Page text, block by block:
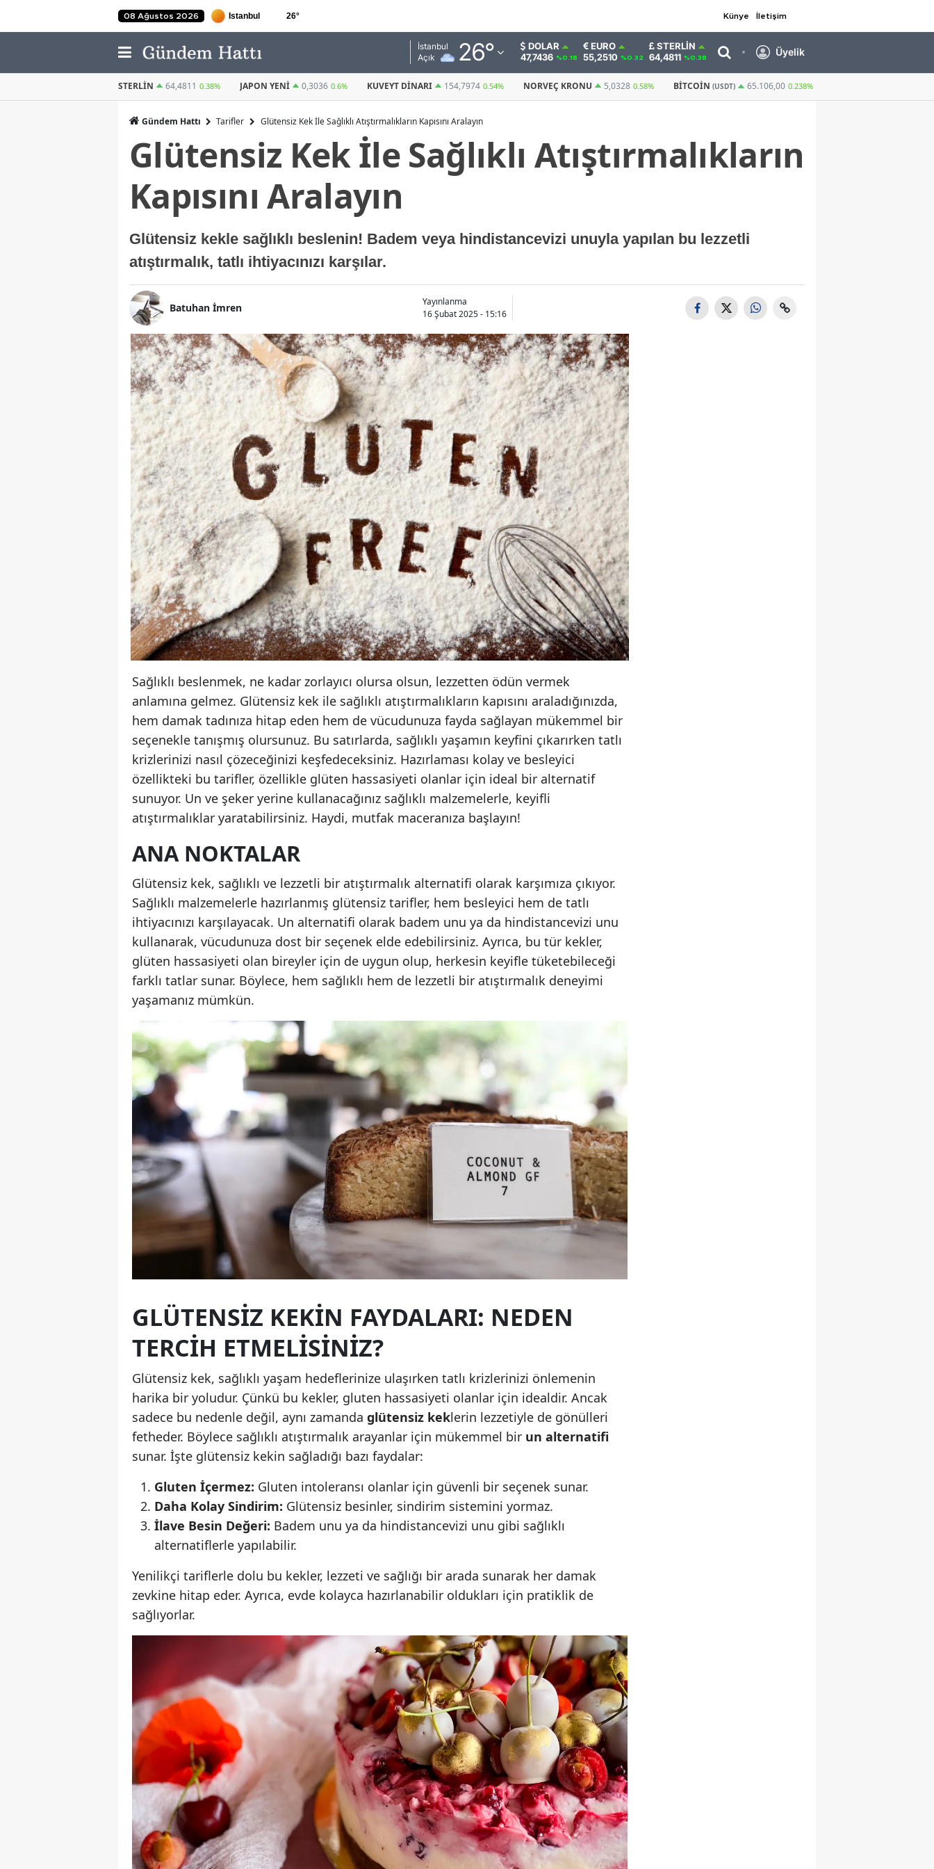
08 Ağustos 2026 26° Künye İletişim
İstanbul
Açık
26°
Adana
Adıyaman
Afyonkarahisar
Ağrı
Amasya
Artvin
Balıkesir
Bingöl
Bitlis
Bolu
Burdur
Bursa
Çanakkale
Çankırı
Çorum
Denizli
Diyarbakır
Edirne
Erzincan
Erzurum
Eskişehir
Gaziantep
Hatay
Isparta
Mersin
İstanbul
Kars
Kastamonu
Kayseri
Kırklareli
Kocaeli
Malatya
Kahramanmaraş
Muğla
Muş
Nevşehir
Ordu
Rize
Samsun
Sinop
Sivas
Tekirdağ
Tokat
Trabzon
Tunceli
Şanlıurfa
Uşak
DOLAR
47,7436 %0.18
EURO
55,2510 %0.32
STERLIN
64,4811 %0.38 Üyelik
JAPON YENI 0,3036 0.6% KUVEYT DINARI 154,7974 0.54% NORVEÇ KRONU 5,0328 0.58% BITCOIN(USDT) 65.106,00 0.238% GRAM ALTIN 6.660,55 2,59%
Gündem Hattı Tarifler Glütensiz Kek İle Sağlıklı Atıştırmalıkların Kapısını Aralayın
Glütensiz Kek İle Sağlıklı Atıştırmalıkların
Kapısını Aralayın
Glütensiz kekle sağlıklı beslenin! Badem veya hindistancevizi unuyla yapılan bu lezzetli
atıştırmalık, tatlı ihtiyacınızı karşılar.
Batuhan İmren
Yayınlanma
16 Şubat 2025 - 15:16
Sağlıklı beslenmek, ne kadar zorlayıcı olursa olsun, lezzetten ödün vermek
anlamına gelmez. Glütensiz kek ile sağlıklı atıştırmalıkların kapısını araladığınızda,
hem damak tadınıza hitap eden hem de vücudunuza fayda sağlayan mükemmel bir
seçenekle tanışmış olursunuz. Bu satırlarda, sağlıklı yaşamın keyfini çıkarırken tatlı
krizlerinizi nasıl çözeceğinizi keşfedeceksiniz. Hazırlaması kolay ve besleyici
özellikteki bu tarifler, özellikle glüten hassasiyeti olanlar için ideal bir alternatif
sunuyor. Un ve şeker yerine kullanacağınız sağlıklı malzemelerle, keyifli
atıştırmalıklar yaratabilirsiniz. Haydi, mutfak maceranıza başlayın!
ANA NOKTALAR
Glütensiz kek, sağlıklı ve lezzetli bir atıştırmalık alternatifi olarak karşımıza çıkıyor.
Sağlıklı malzemelerle hazırlanmış glütensiz tarifler, hem besleyici hem de tatlı
ihtiyacınızı karşılayacak. Un alternatifi olarak badem unu ya da hindistancevizi unu
kullanarak, vücudunuza dost bir seçenek elde edebilirsiniz. Ayrıca, bu tür kekler,
glüten hassasiyeti olan bireyler için de uygun olup, herkesin keyifle tüketebileceği
farklı tatlar sunar. Böylece, hem sağlıklı hem de lezzetli bir atıştırmalık deneyimi
yaşamanız mümkün.
GLÜTENSIZ KEKIN FAYDALARI: NEDEN
TERCIH ETMELISINIZ?
Glütensiz kek, sağlıklı yaşam hedeflerinize ulaşırken tatlı krizlerinizi önlemenin
harika bir yoludur. Çünkü bu kekler, gluten hassasiyeti olanlar için idealdir. Ancak
sadece bu nedenle değil, aynı zamanda glütensiz keklerin lezzetiyle de gönülleri
fetheder. Böylece sağlıklı atıştırmalık arayanlar için mükemmel bir un alternatifi
sunar. İşte glütensiz kekin sağladığı bazı faydalar:
Gluten İçermez: Gluten intoleransı olanlar için güvenli bir seçenek sunar.
Daha Kolay Sindirim: Glütensiz besinler, sindirim sistemini yormaz.
İlave Besin Değeri: Badem unu ya da hindistancevizi unu gibi sağlıklı
alternatiflerle yapılabilir.
Yenilikçi tariflerle dolu bu kekler, lezzeti ve sağlığı bir arada sunarak her damak
zevkine hitap eder. Ayrıca, evde kolayca hazırlanabilir oldukları için pratiklik de
sağlıyorlar.